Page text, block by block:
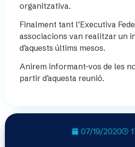
organitzativa.
Finalment tant l’Executiva
associacions van realitzar un
d’aquests últims mesos.
Anirem informant-vos de les
partir d’aquesta reunió.
07/19/2020